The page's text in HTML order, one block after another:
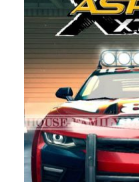
https://vzone.vn
https://mobilenet.vn
https://wikidown.vn/
https://dbo.vn
https://pcguide.vn
Danh mục:Game - Giải Trí.